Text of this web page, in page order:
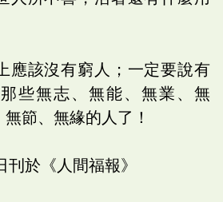
應該沒有窮人；一定要說有
些無志、無能、無業、無
節、無緣的人了！
於《人間福報》